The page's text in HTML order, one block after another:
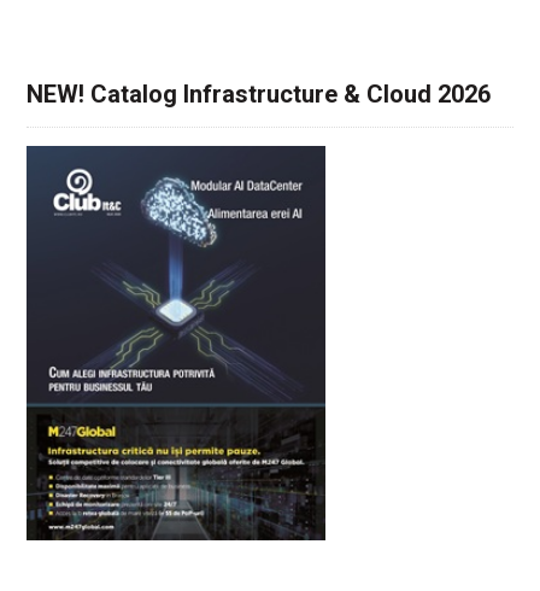
NEW! Catalog Infrastructure & Cloud 2026